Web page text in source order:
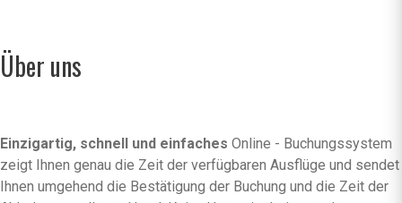
Über uns
Einzigartig, schnell und einfaches Online - Buchungssystem
zeigt Ihnen genau die Zeit der verfügbaren Ausflüge und sendet
Ihnen umgehend die Bestätigung der Buchung und die Zeit der